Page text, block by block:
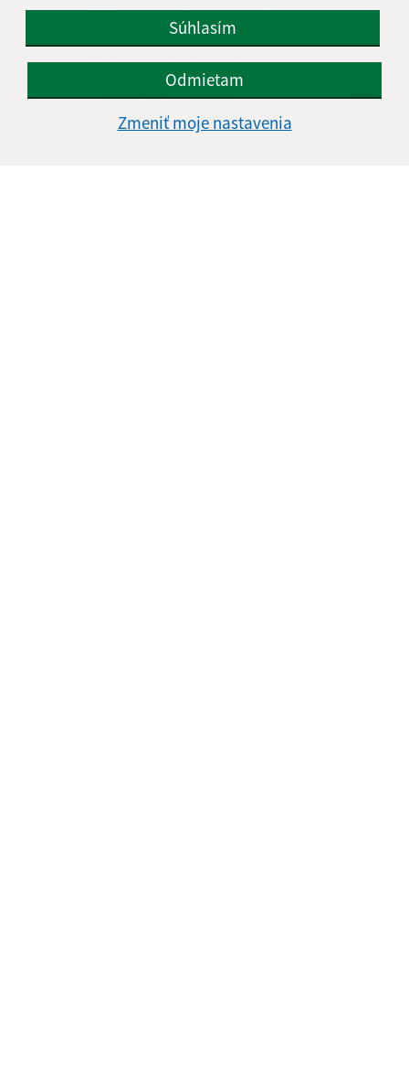
Súhlasím
Odmietam
Zmeniť moje nastavenia
Streda:
07:00 - 12:30 13:00 - 16:30
nestránkový deň
Piatok:
07:00 - 13:00
Obedňajšia prestávka:12:30 - 13:00